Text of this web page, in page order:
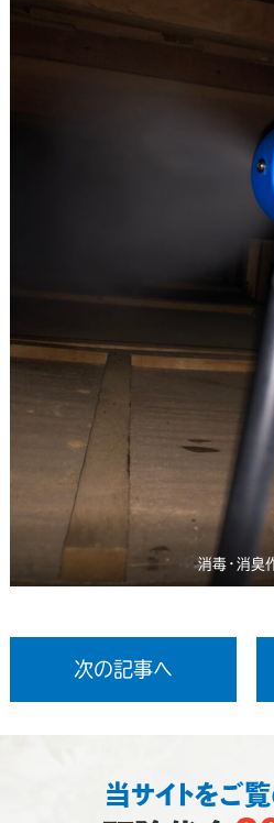
消毒・消臭
次の記事へ
当サイトをご